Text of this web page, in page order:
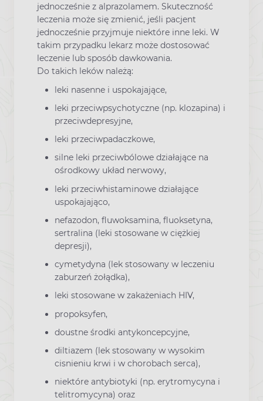
jednocześnie z alprazolamem. Skuteczność
leczenia może się zmienić, jeśli pacjent
jednocześnie przyjmuje niektóre inne leki. W
takim przypadku lekarz może dostosować
leczenie lub sposób dawkowania.
Do takich leków należą:
leki nasenne i uspokajające,
leki przeciwpsychotyczne (np. klozapina) i
przeciwdepresyjne,
leki przeciwpadaczkowe,
silne leki przeciwbólowe działające na
ośrodkowy układ nerwowy,
leki przeciwhistaminowe działające
uspokajająco,
nefazodon, fluwoksamina, fluoksetyna,
sertralina (leki stosowane w ciężkiej
depresji),
cymetydyna (lek stosowany w leczeniu
zaburzeń żołądka),
leki stosowane w zakażeniach HIV,
propoksyfen,
doustne środki antykoncepcyjne,
diltiazem (lek stosowany w wysokim
cisnieniu krwi i w chorobach serca),
niektóre antybiotyki (np. erytromycyna i
telitromycyna) oraz